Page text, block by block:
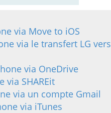
via Move to iOS
via le transfert LG vers
via OneDrive
via SHAREit
via un compte Gmail
via iTunes